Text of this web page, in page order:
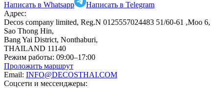
Написать в Whatsapp
Написать в Telegram
Адрес:
Decos company limited, Reg.N 0125557024483 51/60-61 ,Moo 6,
Sao Thong Hin,
Bang Yai District, Nonthaburi,
THAILAND 11140
Режим работы: 09:00–17:00
Проложить маршрут
Email: INFO@DECOSTHAI.COM
Соцсети и мессенджеры: